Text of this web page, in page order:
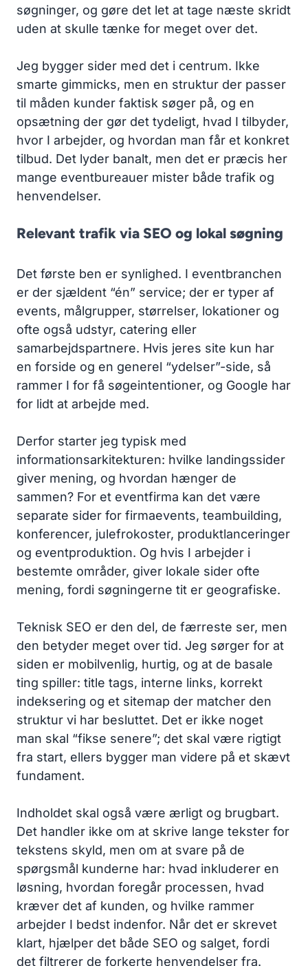
søgninger, og gøre det let at tage næste skridt
uden at skulle tænke for meget over det.
Jeg bygger sider med det i centrum. Ikke
smarte gimmicks, men en struktur der passer
til måden kunder faktisk søger på, og en
opsætning der gør det tydeligt, hvad I tilbyder,
hvor I arbejder, og hvordan man får et konkret
tilbud. Det lyder banalt, men det er præcis her
mange eventbureauer mister både trafik og
henvendelser.
Relevant trafik via SEO og lokal søgning
Det første ben er synlighed. I eventbranchen
er der sjældent “én” service; der er typer af
events, målgrupper, størrelser, lokationer og
ofte også udstyr, catering eller
samarbejdspartnere. Hvis jeres site kun har
en forside og en generel “ydelser”-side, så
rammer I for få søgeintentioner, og Google har
for lidt at arbejde med.
Derfor starter jeg typisk med
informationsarkitekturen: hvilke landingssider
giver mening, og hvordan hænger de
sammen? For et eventfirma kan det være
separate sider for firmaevents, teambuilding,
konferencer, julefrokoster, produktlanceringer
og eventproduktion. Og hvis I arbejder i
bestemte områder, giver lokale sider ofte
mening, fordi søgningerne tit er geografiske.
Teknisk SEO er den del, de færreste ser, men
den betyder meget over tid. Jeg sørger for at
siden er mobilvenlig, hurtig, og at de basale
ting spiller: title tags, interne links, korrekt
indeksering og et sitemap der matcher den
struktur vi har besluttet. Det er ikke noget
man skal “fikse senere”; det skal være rigtigt
fra start, ellers bygger man videre på et skævt
fundament.
Indholdet skal også være ærligt og brugbart.
Det handler ikke om at skrive lange tekster for
tekstens skyld, men om at svare på de
spørgsmål kunderne har: hvad inkluderer en
løsning, hvordan foregår processen, hvad
kræver det af kunden, og hvilke rammer
arbejder I bedst indenfor. Når det er skrevet
klart, hjælper det både SEO og salget, fordi
det filtrerer de forkerte henvendelser fra.